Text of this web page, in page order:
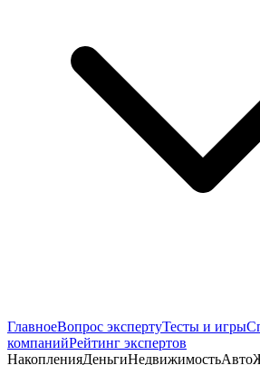
ГлавноеВопрос экспертуТесты и игры
компанийРейтинг экспертов
НакопленияДеньгиНедвижимостьАвто